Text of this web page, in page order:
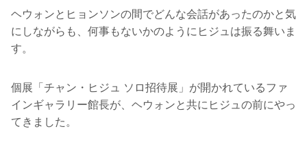
ヘウォンとヒョンソンの間でどんな会話があったのかと気
にしながらも、何事もないかのようにヒジュは振る舞いま
す。
個展「チャン・ヒジュ ソロ招待展」が開かれているファ
インギャラリー館長が、ヘウォンと共にヒジュの前にやっ
てきました。